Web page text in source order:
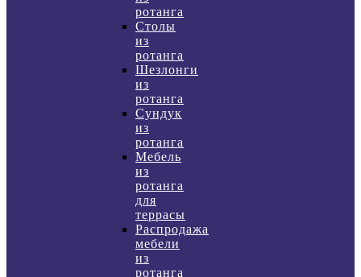
ротанга
Столы
из
ротанга
Шезлонги
из
ротанга
Сундук
из
ротанга
Мебель
из
ротанга
для
террасы
Распродажа
мебели
из
ротанга